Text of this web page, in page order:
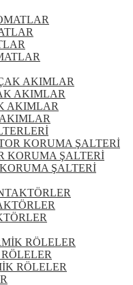
AKIMLAR
AKIMLAR
AKIMLAR
KORUMA ŞALTERİ
KORUMA ŞALTERİ
ŞALTERİ
RÖLELER
RÖLELER